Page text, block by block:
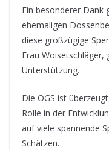
Ein besonderer Dank
ehemaligen
diese großzügige
Frau
Unterstützung.
Die OGS ist
Rolle in der
auf viele spannende
Schätzen.